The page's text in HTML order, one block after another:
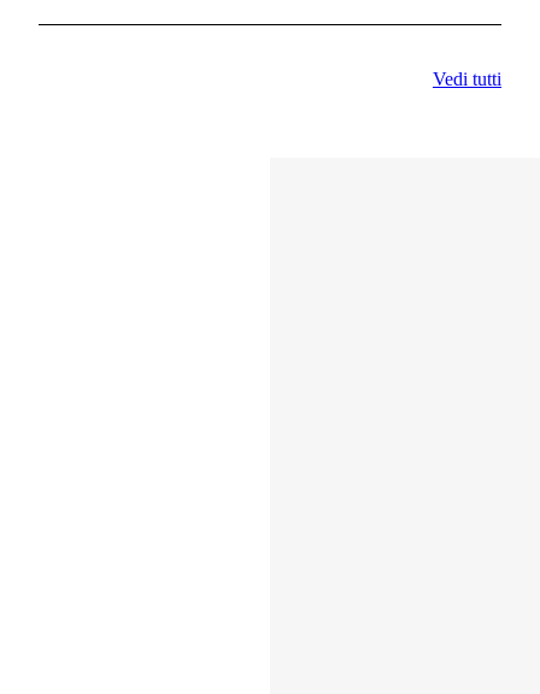
Vedi tutti